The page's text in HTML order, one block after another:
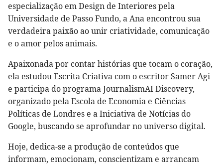
especialização em Design de Interiores pela
Universidade de Passo Fundo, a Ana encontrou sua
verdadeira paixão ao unir criatividade, comunicação
e o amor pelos animais.
Apaixonada por contar histórias que tocam o coração,
ela estudou Escrita Criativa com o escritor Samer Agi
e participa do programa JournalismAI Discovery,
organizado pela Escola de Economia e Ciências
Políticas de Londres e a Iniciativa de Notícias do
Google, buscando se aprofundar no universo digital.
Hoje, dedica-se a produção de conteúdos que
informam, emocionam, conscientizam e arrancam